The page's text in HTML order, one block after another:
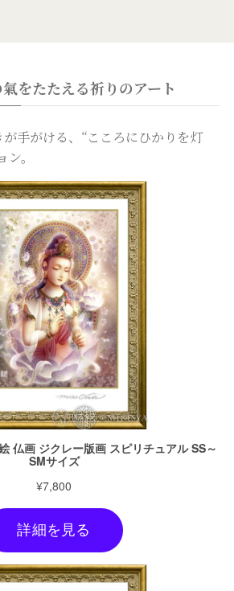
をたたえる祈りのアート
手がける、“こころにひかりを灯
。